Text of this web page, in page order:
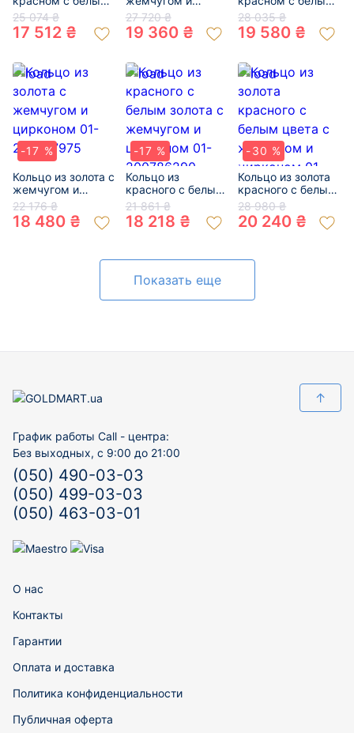
цвете с жемчугом
и цирконом 01-
200164442
25 074 ₴
17 512 ₴
цирконом 01-
200261846
27 720 ₴
19 360 ₴
цвете с жемчугом
и цирконом
«Круги» 01-
28 035 ₴
19 580 ₴
-17 %
Кольцо из золота с
жемчугом и
цирконом 01-
200737975
22 176 ₴
18 480 ₴
-17 %
Кольцо из
красного с белым
золота с
жемчугом и
цирконом 01-
21 861 ₴
18 218 ₴
-30 %
Кольцо из золота
красного с белым
цвета с жемчугом
и цирконом 01-
200343339
28 980 ₴
20 240 ₴
Показать еще
↑
График работы Call - центра:
Без выходных, с 9:00 до 21:00
(050) 490-03-03
(050) 499-03-03
(050) 463-03-01
О нас
Контакты
Гарантии
Оплата и доставка
Политика конфиденциальности
Публичная оферта